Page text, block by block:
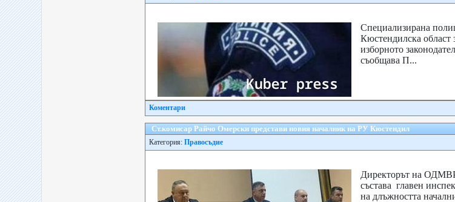
Специализирана
Кюстендилска област
изборното
съобщава П...
Коментари
Ст.комисар Райчо Омерски представи новия началник на РУ Кюстендил
Категория: Правосъдие
Директорът на
състава главен
на длъжността